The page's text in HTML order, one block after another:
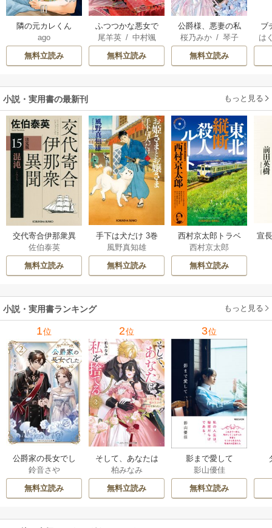
隣の元カレくん
ago
無料立読み
ふつつかな悪女で
はございますが ～
雛宮蝶鼠とりかえ
伝～
尾羊英/ 中村颯
/ ゆき哉
無料立読み
公爵様、悪妻の私
はもう放っておい
てください
桜乃みか/ 琴子
無料立読み
ブ
復
は
小説・実用書の最新刊 もっと見る
交代寄合伊那衆異
聞 15巻
佐伯泰英
無料立読み
手下は犬だけ 3巻
風野真知雄
無料立読み
西村京太郎トラベ
ルミステリー・セ
レクション 2巻
西村京太郎
無料立読み
宣
小説・実用書ランキング もっと見る
1位
公爵家の長女でし
た
鈴音さや
無料立読み
2位
そして、あなたは
私を捨てる
柏みなみ
無料立読み
3位
影まで愛して
影山優佳
無料立読み